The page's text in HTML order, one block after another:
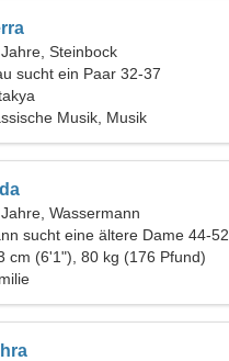
Steinbock
sucht ein Paar 32-37
Musik, Musik
Wassermann
sucht eine ältere Dame 44-52
cm (6'1"), 80 kg (176 Pfund)